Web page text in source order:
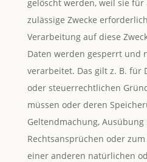
gelöscht werden, weil sie
zulässige Zwecke
Verarbeitung auf diese
Daten werden gesperrt und
verarbeitet. Das gilt z. B. für
oder steuerrechtlichen
müssen oder deren
Geltendmachung,
Rechtsansprüchen oder
einer anderen natürlichen